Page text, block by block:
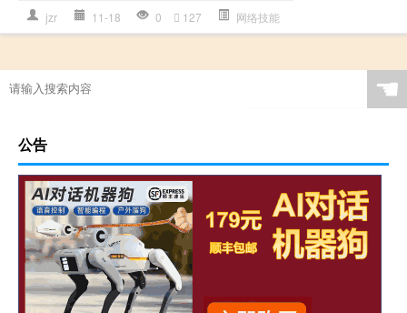
jzr 11-18 0 127 网络技能
☚
公告